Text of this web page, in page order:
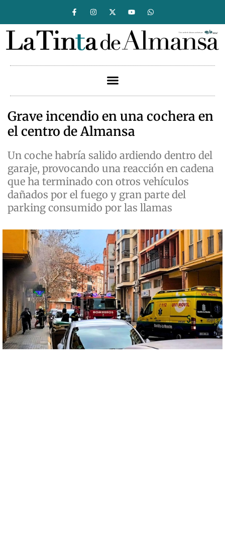
Grave incendio en una cochera en
el centro de Almansa
Un coche habría salido ardiendo dentro del
garaje, provocando una reacción en cadena
que ha terminado con otros vehículos
dañados por el fuego y gran parte del
parking consumido por las llamas